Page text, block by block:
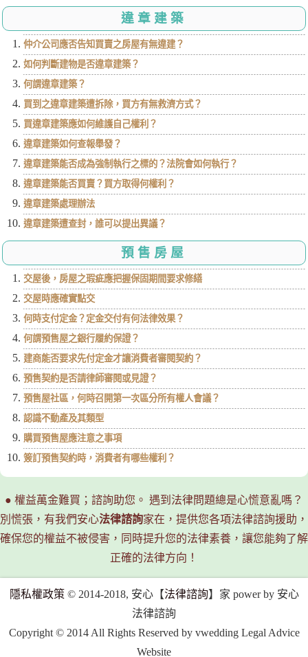
違章建築
仲介公司應否告知買賣之房屋有無違建？
如何判斷建物是否違章建築？
何謂違章建築？
買到之違章建築遭拆除，買方有無救濟方式？
買違章建築應如何維護自己權利？
違章建築如何查報舉發？
違章建築能否成為強制執行之標的？法院會如何執行？
違章建築能否買賣？買方取得何權利？
違章建築處理辦法
違章建築遭查封，誰可以提出異議？
預售房屋
交屋後，房屋之瑕疵應把握保固期間要求修繕
交屋時應確實點交
何時支付定金？定金交付有何法律效果？
何謂預售屋之銀行履約保證？
建商能否要求先付定金才讓消費者審閱契約？
預售契約是否請律師審閱或見證？
預售屋社區，何時召開第一次區分所有權人會議？
認識不動產及其類型
購買預售屋應注意之事項
簽訂預售契約時，消費者有哪些權利？
● 權益萬金難買；諮詢助您。 遇到法律問題總是心慌意亂嗎？
別慌張，有我們安心法律諮詢家在，提供您各項法律諮詢援助，
確保您的權益不被侵害，同時提升您的法律素養，讓您能夠了解
正確的法律方向！
隱私權政策 © 2014-2018, 安心【法律諮詢】家 power by 安心
法律諮詢
Copyright © 2014 All Rights Reserved by vwedding Legal Advice
Website